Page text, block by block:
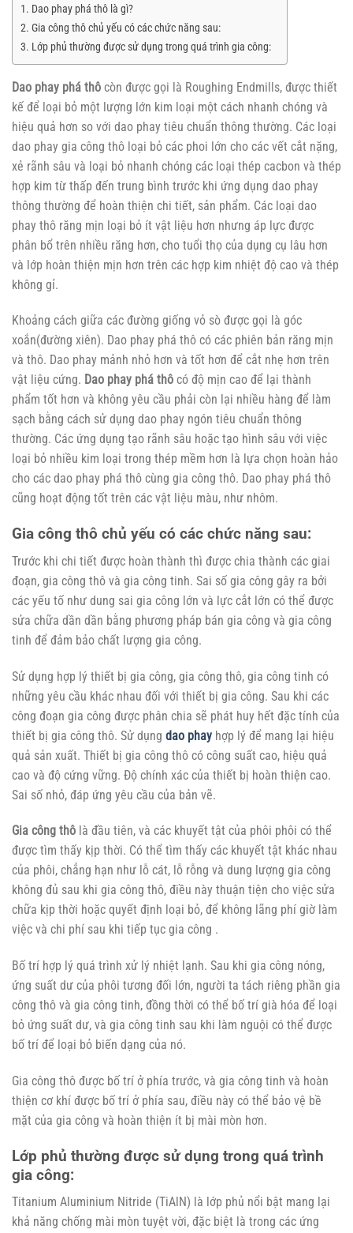
Dao phay phá thô là gì?
Gia công thô chủ yếu có các chức năng sau:
Lớp phủ thường được sử dụng trong quá trình gia công:
Dao phay phá thô còn được gọi là Roughing Endmills, được thiết
kế để loại bỏ một lượng lớn kim loại một cách nhanh chóng và
hiệu quả hơn so với dao phay tiêu chuẩn thông thường. Các loại
dao phay gia công thô loại bỏ các phoi lớn cho các vết cắt nặng,
xẻ rãnh sâu và loại bỏ nhanh chóng các loại thép cacbon và thép
hợp kim từ thấp đến trung bình trước khi ứng dụng dao phay
thông thường để hoàn thiện chi tiết, sản phẩm. Các loại dao
phay thô răng mịn loại bỏ ít vật liệu hơn nhưng áp lực được
phân bổ trên nhiều răng hơn, cho tuổi thọ của dụng cụ lâu hơn
và lớp hoàn thiện mịn hơn trên các hợp kim nhiệt độ cao và thép
không gỉ.
Khoảng cách giữa các đường giống vỏ sò được gọi là góc
xoắn(đường xiên). Dao phay phá thô có các phiên bản răng mịn
và thô. Dao phay mảnh nhỏ hơn và tốt hơn để cắt nhẹ hơn trên
vật liệu cứng. Dao phay phá thô có độ mịn cao để lại thành
phẩm tốt hơn và không yêu cầu phải còn lại nhiều hàng để làm
sạch bằng cách sử dụng dao phay ngón tiêu chuẩn thông
thường. Các ứng dụng tạo rãnh sâu hoặc tạo hình sâu với việc
loại bỏ nhiều kim loại trong thép mềm hơn là lựa chọn hoàn hảo
cho các dao phay phá thô cùng gia công thô. Dao phay phá thô
cũng hoạt động tốt trên các vật liệu màu, như nhôm.
Gia công thô chủ yếu có các chức năng sau:
Trước khi chi tiết được hoàn thành thì được chia thành các giai
đoạn, gia công thô và gia công tinh. Sai số gia công gây ra bởi
các yếu tố như dung sai gia công lớn và lực cắt lớn có thể được
sửa chữa dần dần bằng phương pháp bán gia công và gia công
tinh để đảm bảo chất lượng gia công.
Sử dụng hợp lý thiết bị gia công, gia công thô, gia công tinh có
những yêu cầu khác nhau đối với thiết bị gia công. Sau khi các
công đoạn gia công được phân chia sẽ phát huy hết đặc tính của
thiết bị gia công thô. Sử dụng dao phay hợp lý để mang lại hiệu
quả sản xuất. Thiết bị gia công thô có công suất cao, hiệu quả
cao và độ cứng vững. Độ chính xác của thiết bị hoàn thiện cao.
Sai số nhỏ, đáp ứng yêu cầu của bản vẽ.
Gia công thô là đầu tiên, và các khuyết tật của phôi phôi có thể
được tìm thấy kịp thời. Có thể tìm thấy các khuyết tật khác nhau
của phôi, chẳng hạn như lỗ cát, lỗ rỗng và dung lượng gia công
không đủ sau khi gia công thô, điều này thuận tiện cho việc sửa
chữa kịp thời hoặc quyết định loại bỏ, để không lãng phí giờ làm
việc và chi phí sau khi tiếp tục gia công .
Bố trí hợp lý quá trình xử lý nhiệt lạnh. Sau khi gia công nóng,
ứng suất dư của phôi tương đối lớn, người ta tách riêng phần gia
công thô và gia công tinh, đồng thời có thể bố trí già hóa để loại
bỏ ứng suất dư, và gia công tinh sau khi làm nguội có thể được
bố trí để loại bỏ biến dạng của nó.
Gia công thô được bố trí ở phía trước, và gia công tinh và hoàn
thiện cơ khí được bố trí ở phía sau, điều này có thể bảo vệ bề
mặt của gia công và hoàn thiện ít bị mài mòn hơn.
Lớp phủ thường được sử dụng trong quá trình
gia công:
Titanium Aluminium Nitride (TiAlN) là lớp phủ nổi bật mang lại
khả năng chống mài mòn tuyệt vời, đặc biệt là trong các ứng